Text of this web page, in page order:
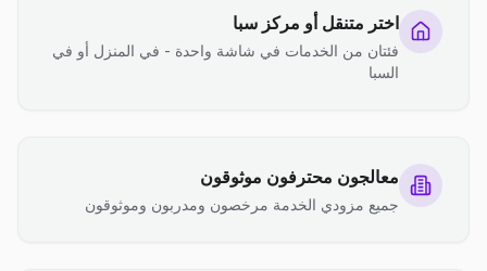
اختر متنقل أو مركز سبا
فئتان من الخدمات في شاشة واحدة - في المنزل أو في
السبا
معالجون محترفون موثوقون
جميع مزودي الخدمة مرخصون ومدربون وموثوقون